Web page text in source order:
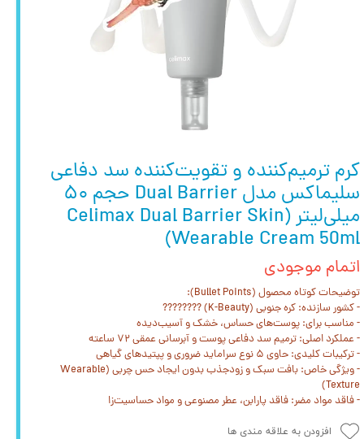
کرم ترمیم‌کننده و تقویت‌کننده سد دفاعی
سلیماکس مدل Dual Barrier حجم ۵۰
میلی‌لیتر (Celimax Dual Barrier Skin
Wearable Cream 50ml) ‌
اتمام موجودی
توضیحات کوتاه محصول (Bullet Points):
- کشور سازنده: کره جنوبی (K-Beauty) ????????
- مناسب برای: پوست‌های حساس، خشک و آسیب‌دیده
- عملکرد اصلی: ترمیم سد دفاعی پوست و آبرسانی عمقی ۷۲ ساعته
- ترکیبات کلیدی: حاوی ۵ نوع سراماید ضروری و پپتیدهای گیاهی
- ویژگی خاص: بافت سبک و زودجذب بدون ایجاد حس چربی (Wearable
Texture)
- فاقد مواد مضر: فاقد پارابن، عطر مصنوعی و مواد حساسیت‌زا
افزودن به علاقه مندی ها